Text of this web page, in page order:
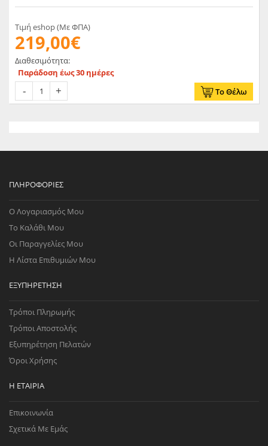
Τιμή eshop (Με ΦΠΑ)
219,00€
Διαθεσιμότητα:
Παράδοση έως 30 ημέρες
Το Θέλω
ΠΛΗΡΟΦΟΡΊΕΣ
Ο Λογαριασμός Μου
Το Καλάθι Μου
Οι Παραγγελίες Μου
Η Λίστα Επιθυμιών Μου
ΕΞΥΠΗΡΈΤΗΣΗ
Τρόποι Πληρωμής
Τρόποι Αποστολής
Εξυπηρέτηση Πελατών
Όροι Χρήσης
Η ΕΤΑΙΡΊΑ
Επικοινωνία
Σχετικά Με Εμάς